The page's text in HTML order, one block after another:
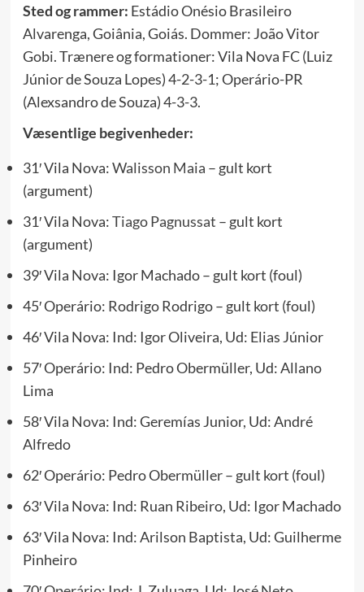
Sted og rammer: Estádio Onésio Brasileiro
Alvarenga, Goiânia, Goiás. Dommer: João Vitor
Gobi. Trænere og formationer: Vila Nova FC (Luiz
Júnior de Souza Lopes) 4-2-3-1; Operário-PR
(Alexsandro de Souza) 4-3-3.
Væsentlige begivenheder:
31′ Vila Nova:Walisson Maia – gult kort
(argument)
31′ Vila Nova:Tiago Pagnussat – gult kort
(argument)
39′ Vila Nova: Igor Machado – gult kort (foul)
45′ Operário: Rodrigo Rodrigo – gult kort (foul)
46′ Vila Nova: Ind: Igor Oliveira, Ud: Elias Júnior
57′ Operário: Ind: Pedro Obermüller, Ud: Allano
Lima
58′ Vila Nova: Ind: Geremías Junior, Ud: André
Alfredo
62′ Operário: Pedro Obermüller – gult kort (foul)
63′ Vila Nova: Ind: Ruan Ribeiro, Ud: Igor Machado
63′ Vila Nova: Ind: Arilson Baptista, Ud: Guilherme
Pinheiro